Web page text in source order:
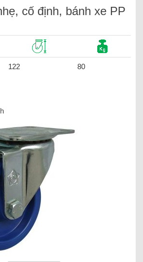
cố định, bánh xe PP
122 80